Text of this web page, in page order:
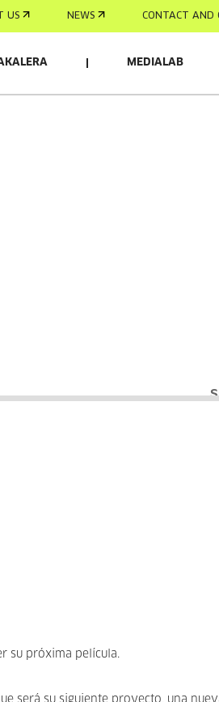
US NEWS CONTACT AND
MEDIALAB
su próxima película.
será su siguiente proyecto, una